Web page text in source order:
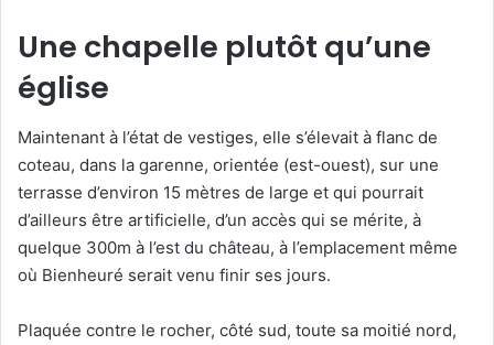
Une chapelle plutôt qu’une
église
Maintenant à l’état de vestiges, elle s’élevait à flanc de
coteau, dans la garenne, orientée (est-ouest), sur une
terrasse d’environ 15 mètres de large et qui pourrait
d’ailleurs être artificielle, d’un accès qui se mérite, à
quelque 300m à l’est du château, à l’emplacement même
où Bienheuré serait venu finir ses jours.
Plaquée contre le rocher, côté sud, toute sa moitié nord,